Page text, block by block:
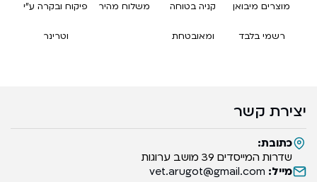
מוצרים מיבואן
רשמי בלבד
קניה בטוחה
ומאובטחת
משלוח מהיר פיקוח ובקרה ע”י
וטרינר
יצירת קשר
כתובת:
שדרות המייסדים 39 מושב ערוגות
מייל: vet.arugot@gmail.com